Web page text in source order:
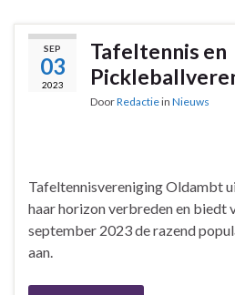
SEP
03
2023
Tafeltennis en
DoorRedactiein Nieuws
Tafeltennisvereniging Oldambt
haar horizon verbreden en biedt
september 2023 de razend
aan.